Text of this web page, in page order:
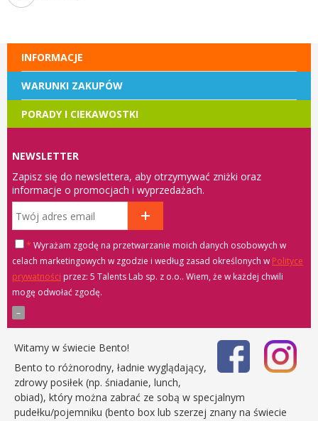
INFORMACJE
WARUNKI ZAKUPÓW
PORADY I CIEKAWOSTKI
NEWSLETTER
Zapisz się do newslettera, aby otrzymywać zniżki oraz
informacje o promocjach i wyprzedażach.
* Wyrażam zgodę na przetwarzanie moich danych osobowych w
celach marketingowych w zgodzie i według zasad określonych w Polityce
prywatności
przez: 5 Talents Lab sp. z o.o.. Wiem, że w każdej chwili
mogę odwołać zgodę.
Witamy w świecie Bento!
Bento to różnorodny, ładnie wyglądający,
zdrowy posiłek (np. śniadanie, lunch,
obiad), który można zabrać ze sobą w specjalnym
pudełku/pojemniku (bento box lub szerzej znany na świecie